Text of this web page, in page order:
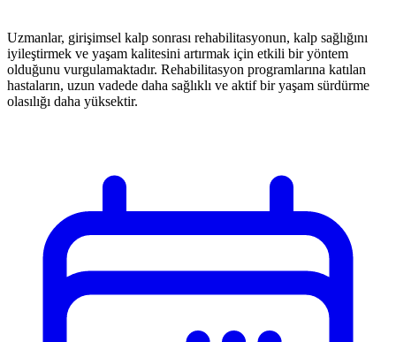
Uzmanlar, girişimsel kalp sonrası rehabilitasyonun, kalp sağlığını
iyileştirmek ve yaşam kalitesini artırmak için etkili bir yöntem
olduğunu vurgulamaktadır. Rehabilitasyon programlarına katılan
hastaların, uzun vadede daha sağlıklı ve aktif bir yaşam sürdürme
olasılığı daha yüksektir.